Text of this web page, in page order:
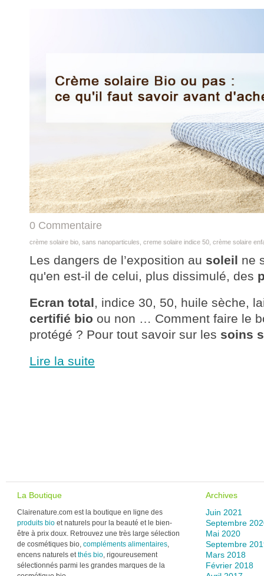
0 Commentaire
crème solaire bio sans nanoparticules creme solaire indice 50 crème solaire
Les dangers de l’exposition au soleil ne
qu'en est-il de celui, plus dissimulé, des
Ecran total, indice 30, 50, huile sèche,
certifié bio ou non … Comment faire le
protégé ? Pour tout savoir sur les soins
Lire la suite
La Boutique
Clairenature.com est la boutique en ligne des
produits bio et naturels pour la beauté et le bien-
être à prix doux. Retrouvez une très large sélection
de cosmétiques bio,compléments alimentaires
encens naturels etthés bio , rigoureusement
sélectionnés parmi les grandes marques de la
Archives
Juin 2021
Septembre
Mai 2020
Septembre
Mars 2018
Février 2018